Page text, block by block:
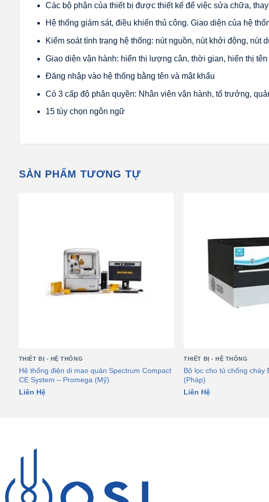
Các bộ phận của thiết bị được thiết kế để việc sửa chữa,
Hệ thống giám sát, điều khiển thủ công. Giao diện của hệ
Kiểm soát tình trạng hệ thống: nút nguồn, nút khởi động, nút
Giao diện vận hành: hiển thị lượng cân, thời gian, hiển thị
Đăng nhập vào hệ thống bằng tên và mật khẩu
Có 3 cấp độ phân quyền: Nhân viên vận hành, tổ trưởng,
15 tùy chọn ngôn ngữ
SẢN PHẨM TƯƠNG TỰ
THIẾT BỊ - HỆ THỐNG
Hệ thống điện di mao quản Spectrum Compact
CE System – Promega (Mỹ)
Liên Hệ
THIẾT BỊ - HỆ THỐNG
Bộ lọc cho tủ chống cháy
(Pháp)
Liên Hệ